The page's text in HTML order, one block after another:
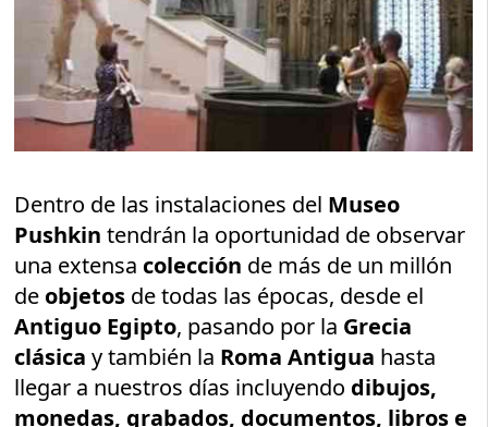
Dentro de las instalaciones del Museo
Pushkin tendrán la oportunidad de observar
una extensa colección de más de un millón
de objetos de todas las épocas, desde el
Antiguo Egipto, pasando por la Grecia
clásica y también la Roma Antigua hasta
llegar a nuestros días incluyendo dibujos,
monedas, grabados, documentos, libros e